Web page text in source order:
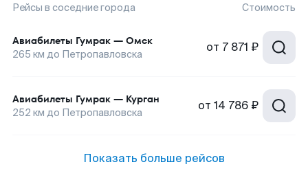
Рейсы в соседние города Стоимость
Авиабилеты Гумрак — Омск
265 км до Петропавловска от 7 871 ₽
Авиабилеты Гумрак — Курган
252 км до Петропавловска от 14 786 ₽
Показать больше рейсов